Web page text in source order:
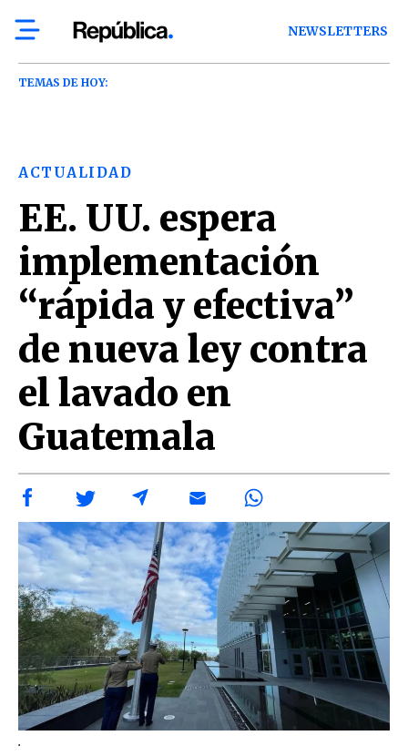
NEWSLETTERS
TEMAS DE HOY:
ACTUALIDAD
EE. UU. espera
implementación
“rápida y efectiva”
de nueva ley contra
el lavado en
Guatemala
.